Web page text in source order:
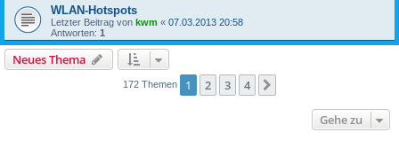
WLAN-Hotspots
Letzter Beitrag von kwm « 07.03.2013 20:58
Antworten: 1
Neues Thema
172 Themen 1 2 3 4
Gehe zu